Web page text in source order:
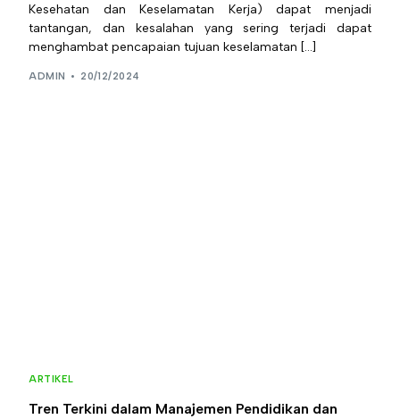
Kesehatan dan Keselamatan Kerja) dapat menjadi
tantangan, dan kesalahan yang sering terjadi dapat
menghambat pencapaian tujuan keselamatan […]
ADMIN 20/12/2024
ARTIKEL
Tren Terkini dalam Manajemen Pendidikan dan